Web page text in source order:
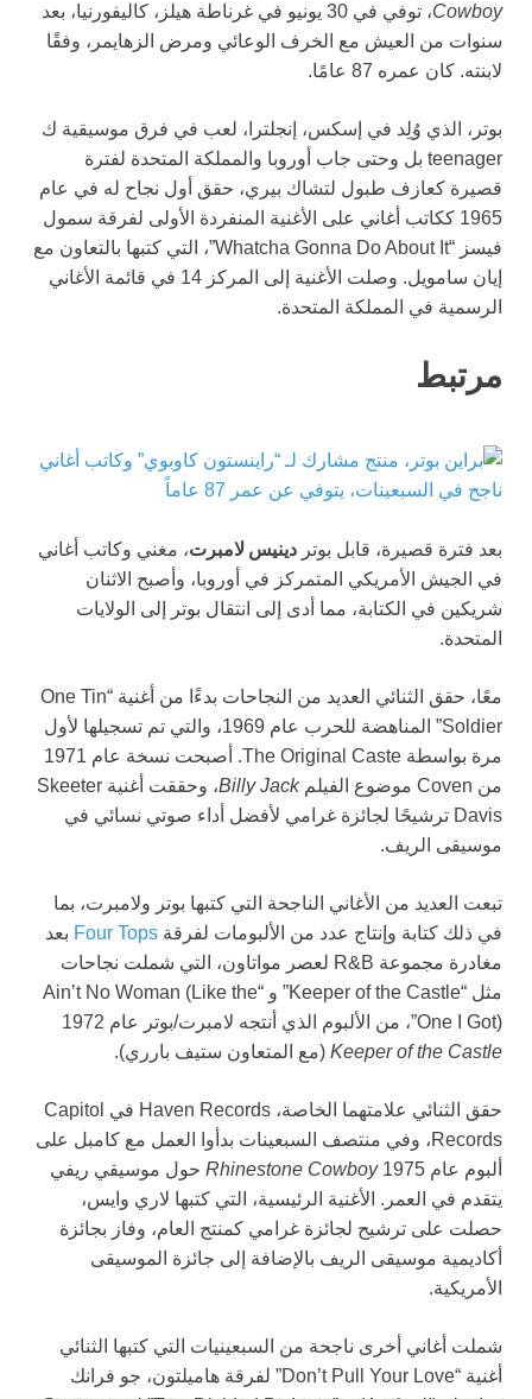
Cowboy
، توفي في 30 يونيو في غرناطة هيلز، كاليفورنيا، بعد
سنوات من العيش مع الخرف الوعائي ومرض الزهايمر، وفقًا
لابنته. كان عمره 87 عامًا.
بوتر، الذي وُلِد في إسكس، إنجلترا، لعب في فرق موسيقية ك
teenager بل وحتى جاب أوروبا والمملكة المتحدة لفترة
قصيرة كعازف طبول لتشاك بيري، حقق أول نجاح له في عام
1965 ككاتب أغاني على الأغنية المنفردة الأولى لفرقة سمول
فيسز “Whatcha Gonna Do About It”، التي كتبها بالتعاون مع
إيان سامويل. وصلت الأغنية إلى المركز 14 في قائمة الأغاني
الرسمية في المملكة المتحدة.
مرتبط
بعد فترة قصيرة، قابل بوتر دينيس لامبرت، مغني وكاتب أغاني
في الجيش الأمريكي المتمركز في أوروبا، وأصبح الاثنان
شريكين في الكتابة، مما أدى إلى انتقال بوتر إلى الولايات
المتحدة.
معًا، حقق الثنائي العديد من النجاحات بدءًا من أغنية “One Tin
Soldier” المناهضة للحرب عام 1969، والتي تم تسجيلها لأول
مرة بواسطة The Original Caste. أصبحت نسخة عام 1971
من Coven موضوع الفيلم
Billy Jack
، وحققت أغنية Skeeter
Davis ترشيحًا لجائزة غرامي لأفضل أداء صوتي نسائي في
موسيقى الريف.
تبعت العديد من الأغاني الناجحة التي كتبها بوتر ولامبرت، بما
في ذلك كتابة وإنتاج عدد من الألبومات لفرقة Four Tops بعد
مغادرة مجموعة R&B لعصر مواتاون، التي شملت نجاحات
مثل “Keeper of the Castle” و “Ain’t No Woman (Like the
One I Got)”، من الألبوم الذي أنتجه لامبرت/بوتر عام 1972
Keeper of the Castle (مع المتعاون ستيف بارري).
حقق الثنائي علامتهما الخاصة، Haven Records في Capitol
Records، وفي منتصف السبعينات بدأوا العمل مع كامبل على
ألبوم عام 1975
Rhinestone Cowboy حول موسيقي ريفي
يتقدم في العمر. الأغنية الرئيسية، التي كتبها لاري وايس،
حصلت على ترشيح لجائزة غرامي كمنتج العام، وفاز بجائزة
أكاديمية موسيقى الريف بالإضافة إلى جائزة الموسيقى
الأمريكية.
شملت أغاني أخرى ناجحة من السبعينيات التي كتبها الثنائي
أغنية “Don’t Pull Your Love” لفرقة هاميلتون، جو فرانك